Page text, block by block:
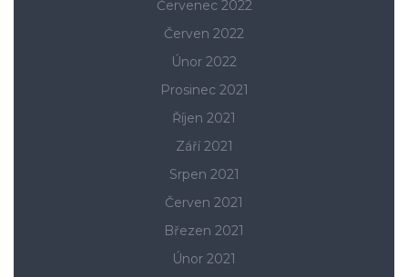
Červenec 2022
Červen 2022
Únor 2022
Prosinec 2021
Říjen 2021
Září 2021
Srpen 2021
Červen 2021
Březen 2021
Únor 2021